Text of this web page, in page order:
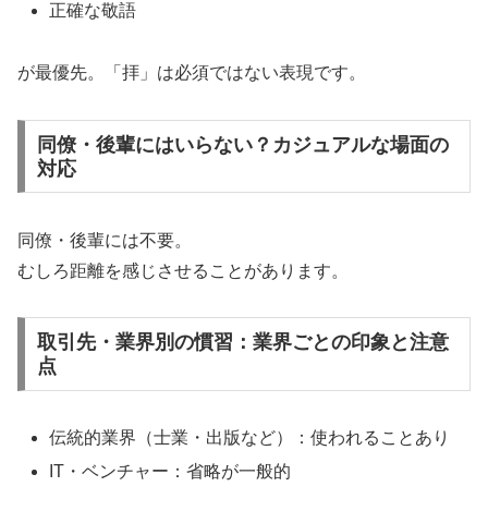
正確な敬語
が最優先。「拝」は必須ではない表現です。
同僚・後輩にはいらない？カジュアルな場面の
対応
同僚・後輩には不要。
むしろ距離を感じさせることがあります。
取引先・業界別の慣習：業界ごとの印象と注意
点
伝統的業界（士業・出版など）：使われることあり
IT・ベンチャー：省略が一般的